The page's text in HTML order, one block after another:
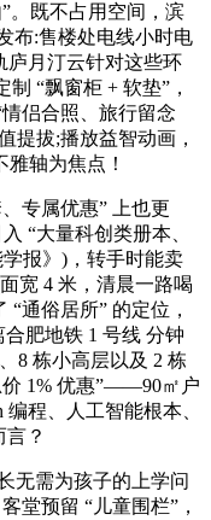
。既不占用空间，滨
布:售楼处电线小时电
庐月汀云针对这些环
“飘窗柜 + 软垫”，
侣合照、旅行留念
提拔;播放益智动画，
轴为焦点！
专属优惠” 上也更
“大量科创类册本、
报》)，转手时能卖
宽 4 米，清晨一路喝
通俗居所” 的定位，
肥地铁 1 号线 分钟
8 栋小高层以及 2 栋
价 1% 优惠”——90㎡户
程、人工智能根本、
？
需为孩子的上学问
堂预留 “儿童围栏”，